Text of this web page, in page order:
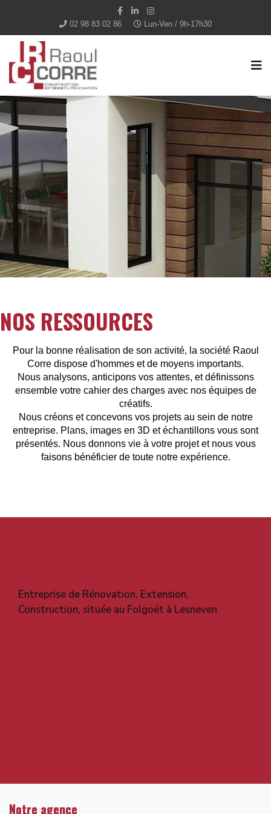
02 98 83 02 86 Lun-Ven / 9h-17h30
NOS RESSOURCES
Pour la bonne réalisation de son activité, la société Raoul
Corre dispose d'hommes et de moyens importants.
Nous analysons, anticipons vos attentes, et définissons
ensemblevotre cahier des charges avec nos équipes de
créatifs.
Nous créons et concevons vos projets au sein de notre
entreprise. Plans, images en 3D et échantillons vous sont
présentés. Nous donnons vie à votre projet et nous vous
faisons bénéficier de toute notre expérience.
Entreprise de Rénovation, Extension,
Construction, située au Folgoët à Lesneven
Notre agence